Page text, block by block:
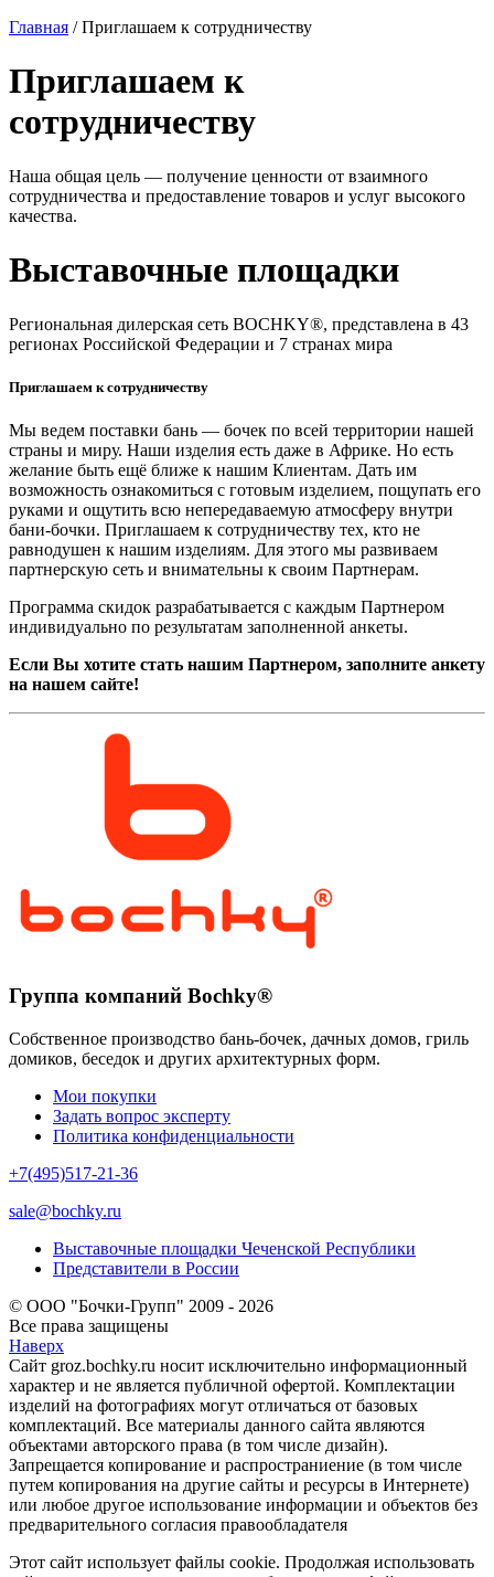
Главная / Приглашаем к сотрудничеству
Приглашаем к
сотрудничеству
Наша общая цель — получение ценности от взаимного
сотрудничества и предоставление товаров и услуг высокого
качества.
Выставочные площадки
Региональная дилерская сеть BOCHKY®, представлена в 43
регионах Российской Федерации и 7 странах мира
Приглашаем к сотрудничеству
Мы ведем поставки бань — бочек по всей территории нашей
страны и миру. Наши изделия есть даже в Африке. Но есть
желание быть ещё ближе к нашим Клиентам. Дать им
возможность ознакомиться с готовым изделием, пощупать его
руками и ощутить всю непередаваемую атмосферу внутри
бани-бочки. Приглашаем к сотрудничеству тех, кто не
равнодушен к нашим изделиям. Для этого мы развиваем
партнерскую сеть и внимательны к своим Партнерам.
Программа скидок разрабатывается с каждым Партнером
индивидуально по результатам заполненной анкеты.
Если Вы хотите стать нашим Партнером, заполните анкету
на нашем сайте!
Группа компаний Bochky®
Собственное производство бань-бочек, дачных домов, гриль
домиков, беседок и других архитектурных форм.
Мои покупки
Задать вопрос эксперту
Политика конфиденциальности
+7(495)517-21-36
sale@bochky.ru
Выставочные площадки Чеченской Республики
Представители в России
© ООО "Бочки-Групп" 2009 - 2026
Все права защищены
Наверх
Сайт groz.bochky.ru носит исключительно информационный
характер и не является публичной офертой. Комплектации
изделий на фотографиях могут отличаться от базовых
комплектаций. Все материалы данного сайта являются
объектами авторского права (в том числе дизайн).
Запрещается копирование и распространиение (в том числе
путем копирования на другие сайты и ресурсы в Интернете)
или любое другое использование информации и объектов без
предварительного согласия правообладателя
Этот сайт использует файлы cookie. Продолжая использовать